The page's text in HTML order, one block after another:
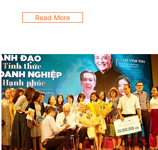
Read More